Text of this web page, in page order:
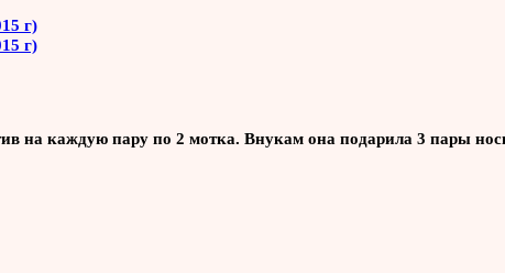
г)
г)
на каждую пару по 2 мотка. Внукам она подарила 3 пары